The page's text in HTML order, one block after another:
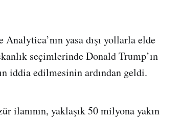
yasa dışı yollarla elde
seçimlerinde Donald Trump’ın
iddia edilmesinin ardından geldi.
ilanının, yaklaşık 50 milyona yakın